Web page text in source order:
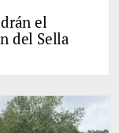
el
del Sella